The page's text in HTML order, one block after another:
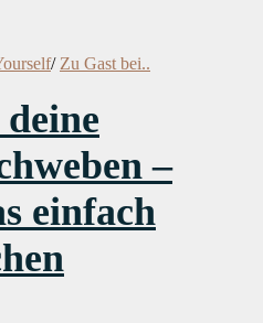
/ Zu Gast bei..
–
einfach